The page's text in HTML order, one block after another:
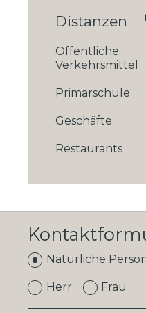
Distanzen
Öffentliche
Verkehrsmittel
Primarschule
Geschäfte
Restaurants
Natürliche
Herr Frau